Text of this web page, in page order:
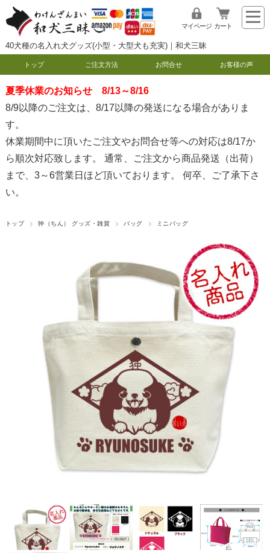
40犬種の名入れ犬グッズ(小型・大型犬も充実)｜和犬三昧
マイページ カート
トップ ご注文方法 お問合せ お客様の声
夏季休業のお知らせ 8/13～8/16
8/9以降のご注文は、8/17以降の発送になる場合がありま
す。
休業期間中に頂いたご注文やお問合せ等への対応は8/17か
ら順次対応致します。 通常、ご注文から商品発送（出荷）
まで、3～6営業日ほど頂いております。 何卒、ご了承下さ
い。
トップ 狆（ちん） グッズ・雑貨 バッグ ミニバッグ